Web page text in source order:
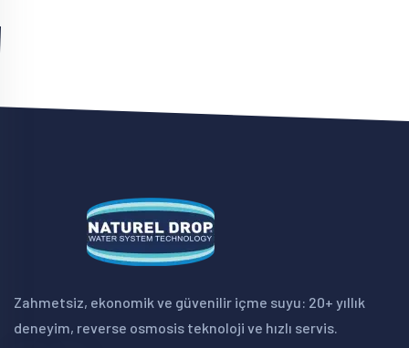
Zahmetsiz, ekonomik ve güvenilir içme suyu: 20+ yıllık
deneyim, reverse osmosis teknoloji ve hızlı servis.